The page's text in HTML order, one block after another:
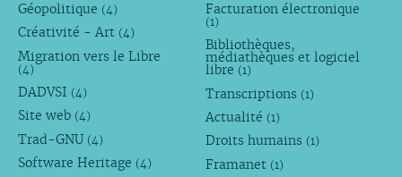
Géopolitique (4)
Créativité - Art (4)
Migration vers le Libre
(4)
DADVSI (4)
Site web (4)
Trad-GNU (4)
Software Heritage (4)
Facturation électronique
(1)
Bibliothèques,
médiathèques et logiciel
libre (1)
Transcriptions (1)
Actualité (1)
Droits humains (1)
Framanet (1)